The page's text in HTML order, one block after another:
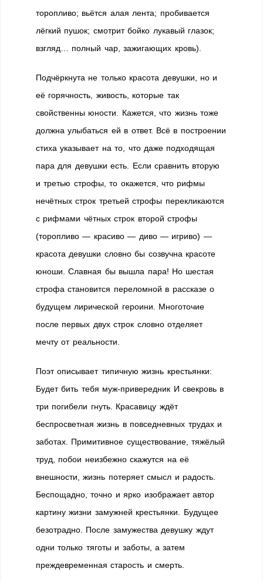
торопливо; вьётся алая лента; пробивается
лёгкий пушок; смотрит бойко лукавый глазок;
взгляд… полный чар, зажигающих кровь).
Подчёркнута не только красота девушки, но и
её го­рячность, живость, которые так
свойственны юности. Кажется, что жизнь тоже
должна улыбаться ей в ответ. Всё в построении
стиха указывает на то, что даже подходящая
пара для девушки есть. Если сравнить вторую
и третью строфы, то окажется, что рифмы
нечётных строк третьей строфы пере­кликаются
с рифмами чётных строк второй строфы
(торопливо — красиво — диво — игриво) —
красота девушки словно бы созвучна красоте
юноши. Славная бы вышла пара! Но шестая
строфа становится пере­ломной в рассказе о
будущем лирической героини. Многоточие
после первых двух строк словно отделя­ет
мечту от реальности.
Поэт описывает типичную жизнь крестьянки:
Будет бить тебя муж-привередник И свекровь в
три погибели гнуть. Красавицу ждёт
беспросветная жизнь в повсед­невных трудах и
заботах. Примитивное существо­вание, тяжёлый
труд, побои неизбежно скажутся на её
внешности, жизнь потеряет смысл и радость.
Беспощадно, точно и ярко изображает автор
картину жизни замужней крестьянки. Будущее
безотрадно. После замужества девушку ждут
одни только тяготы и заботы, а затем
преждевременная старость и смерть.